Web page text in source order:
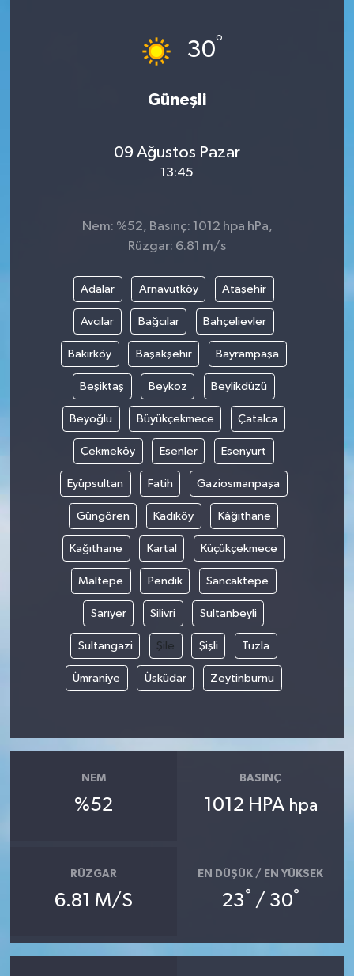
30°
Güneşli
09 Ağustos Pazar
13:45
Nem: %52, Basınç: 1012 hpa hPa,
Rüzgar: 6.81 m/s
Adalar Arnavutköy Ataşehir
Avcılar Bağcılar Bahçelievler
Bakırköy Başakşehir Bayrampaşa
Beşiktaş Beykoz Beylikdüzü
Beyoğlu Büyükçekmece Çatalca
Çekmeköy Esenler Esenyurt
Eyüpsultan Fatih Gaziosmanpaşa
Güngören Kadıköy Kâğıthane
Kağıthane Kartal Küçükçekmece
Maltepe Pendik Sancaktepe
Sarıyer Silivri Sultanbeyli
Sultangazi Şile Şişli Tuzla
Ümraniye Üsküdar Zeytinburnu
NEM
%52
BASINÇ
1012 HPA hpa
RÜZGAR
6.81 M/S
EN DÜŞÜK / EN YÜKSEK
23° / 30°
Yüksek İstişare Kurulu